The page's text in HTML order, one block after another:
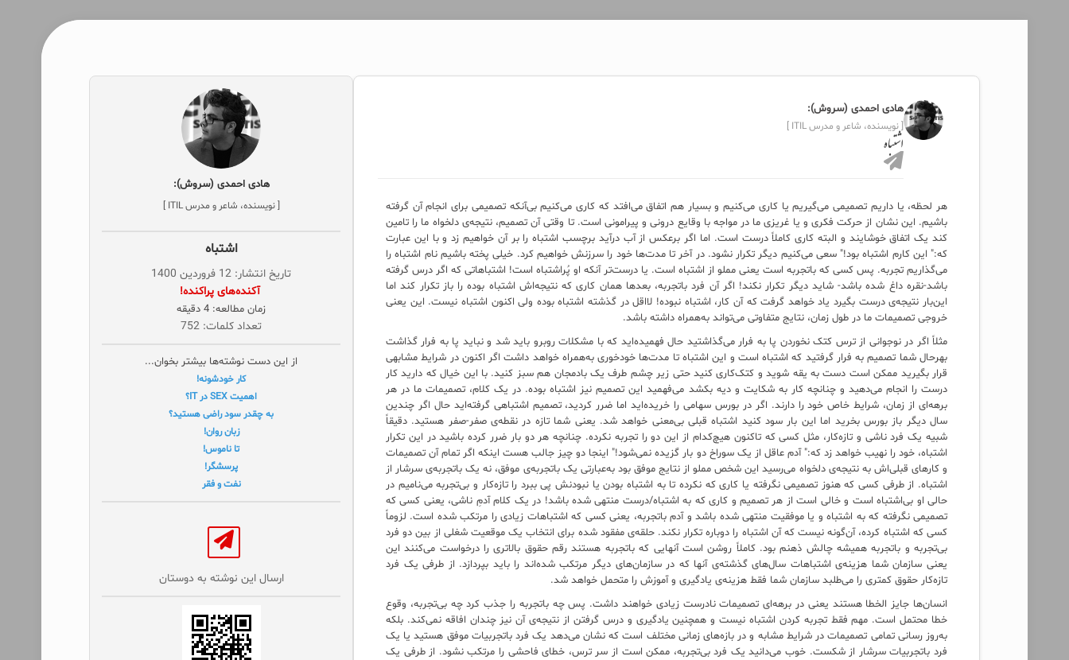
هادی احمدی (سروش):
[ نویسنده، شاعر و مدرس ITIL ]
اشتباه
هر لحظه، یا داریم تصمیمی می‌گیریم یا کاری می‌کنیم و بسیار هم اتفاق می‌افتد که کاری می‌کنیم بی‌آنکه تصمیمی برای انجام آن گرفته
باشیم. این نشان از حرکت فکری و یا غریزی ما در مواجه با وقایع درونی و پیرامونی است. تا وقتی آن تصمیم، نتیجه‌ی دلخواه ما را تامین
کند یک اتفاق خوشایند و البته کاری کاملاً درست است. اما اگر برعکس از آب درآید برچسب اشتباه را بر آن خواهیم زد و با این عبارت
که:" این کارم اشتباه بود!" سعی می‌کنیم دیگر تکرار نشود. در آخر تا مدت‌ها خود را سرزنش خواهیم کرد. خیلی پخته باشیم نام اشتباه را
می‌گذاریم تجربه. پس کسی که باتجربه است یعنی مملو از اشتباه‌ است. یا درست‌تر آنکه او پُراشتباه است! اشتباهاتی که اگر درس گرفته
باشد-نقره داغ شده باشد- شاید دیگر تکرار نکند! اگر آن فرد باتجربه، بعدها همان کاری که نتیجه‌اش اشتباه بوده را باز تکرار ‌کند اما
این‌بار نتیجه‌ی درست بگیرد یاد خواهد گرفت که آن کار، اشتباه نبوده! لااقل در گذشته اشتباه بوده ولی اکنون اشتباه نیست. این یعنی
خروجی تصمیمات ما در طول زمان، نتایج متفاوتی می‌تواند به‌همراه داشته باشد.
مثلاً اگر در نوجوانی از ترس کتک نخوردن پا به فرار می‌گذاشتید حال فهمیده‌اید که با مشکلات روبرو باید شد و نباید پا به فرار گذاشت
بهرحال شما تصمیم به فرار گرفتید که اشتباه است و این اشتباه تا مدت‌ها خودخوری به‌همراه خواهد داشت اگر اکنون در شرایط مشابهی
قرار بگیرید ممکن است دست به یقه شوید و کتک‌کاری کنید حتی زیر چشم طرف یک بادمجان هم سبز کنید. با این خیال که دارید کار
درست را انجام می‌دهید و چنانچه کار به شکایت و دیه بکشد می‌فهمید این تصمیم نیز اشتباه بوده. در یک کلام، تصمیمات ما در هر
برهه‌ای از زمان، شرایط خاص خود را دارند. اگر در بورس سهامی را خریده‌اید اما ضرر کردید، تصمیم اشتباهی گرفته‌اید حال اگر چندین
سال دیگر باز بورس بخرید اما این بار سود کنید اشتباه قبلی بی‌معنی خواهد شد. یعنی شما تازه در نقطه‌ی صفر-صفر هستید. دقیقاً
شبیه یک فرد ناشی و تازه‌کار، مثل کسی که تاکنون هیچ‌کدام از این دو را تجربه نکرده. چنانچه هر دو بار ضرر کرده باشید در این تکرار
اشتباه، خود را نهیب خواهد زد که:" آدم عاقل از یک سوراخ دو بار گزیده نمی‌شود!" اینجا دو چیز جالب هست اینکه اگر تمام آن تصمیمات
و کارهای قبلی‌اش به نتیجه‌ی دلخواه می‌رسید این شخص مملو از نتایج موفق بود به‌عبارتی یک باتجربه‌‌ی موفق، نه یک باتجربه‌ی سرشار از
اشتباه. از طرفی کسی که هنوز تصمیمی نگرفته یا کاری که نکرده تا به اشتباه بودن یا نبودنش پی ببرد را تازه‌کار و بی‌تجربه می‌نامیم در
حالی او بی‌اشتباه است و خالی است از هر تصمیم و کاری که به اشتباه/درست منتهی شده باشد! در یک کلام آدمِ ناشی، یعنی کسی که
تصمیمی نگرفته که به اشتباه و یا موفقیت منتهی شده باشد و آدم باتجربه، یعنی کسی که اشتباهات زیادی را مرتکب شده است. لزوماً
کسی که اشتباه کرده، آن‌گونه نیست که آن اشتباه را دوباره تکرار نکند. حلقه‌ی مفقود شده برای انتخاب یک موقعیت شغلی از بین دو فرد
بی‌تجربه و باتجربه همیشه چالش ذهنم بود. کاملاً روشن است آنهایی که باتجربه هستند رقم حقوق بالاتری را درخواست می‌کنند این
یعنی سازمان شما هزینه‌ی اشتباهات سال‌های گذشته‌ی آنها که در سازمان‌های دیگر مرتکب شده‌اند را باید بپردازد. از طرفی یک فرد
تاز‌ه‌کار حقوق کمتری را می‌طلبد سازمان شما فقط هزینه‌ی یادگیری و آموزش را متحمل خواهد شد.
انسان‌ها جایز الخطا هستند یعنی در برهه‌ای تصمیمات نادرست زیادی خواهند داشت. پس چه باتجربه را جذب کرد چه بی‌تجربه، وقوع
خطا محتمل است. مهم فقط تجربه کردن اشتباه نیست و همچنین یادگیری و درس گرفتن از نتیجه‌ی آن نیز چندان افاقه نمی‌کند. بلکه
به‌روز رسانی تمامی تصمیمات در شرایط مشابه و در بازه‌های زمانی مختلف است که نشان می‌دهد یک فرد باتجربیات موفق هستید یا یک
فرد باتجربیات سرشار از شکست. خوب می‌دانید یک فرد بی‌تجربه، ممکن است از سر ترس، خطای فاحشی را مرتکب نشود. از طرفی یک
هادی احمدی (سروش):
[ نویسنده، شاعر و مدرس ITIL ]
اشتباه
تاریخ انتشار: 12 فروردین 1400
‌ آکنده‌های پراکنده!
زمان مطالعه: 4 دقیقه
تعداد کلمات: 752
از این دست نوشته‌ها بیشتر بخوان...
کار خودشونه!
اهمیت SEX در IT؟
به چقدر سود راضی هستید؟
زبان روان!
تا ناموس!
پرسشگر!
نفت و فقر
ارسال این نوشته به دوستان‌